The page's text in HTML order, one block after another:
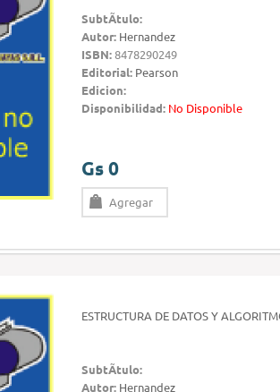
SubtÃ­tulo:
Autor: Hernandez
ISBN:8478290249
Editorial: Pearson
Edicion:
Disponibilidad: No Disponible
Gs 0
Agregar
ESTRUCTURA DE DATOS Y
SubtÃ­tulo:
Autor: Hernandez